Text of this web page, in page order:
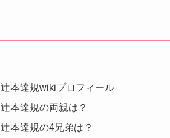
辻本達規wikiプロフィール
辻本達規の両親は？
辻本達規の4兄弟は？